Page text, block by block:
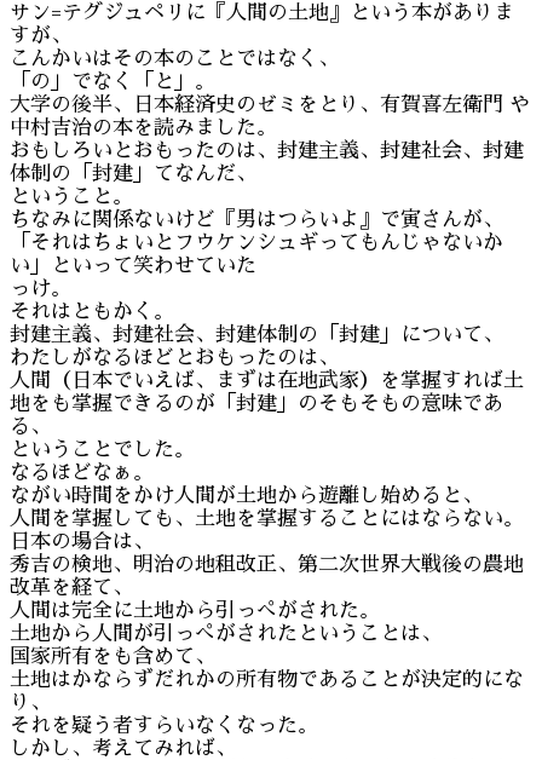
サン=テグジュペリに『人間の土地』という本がありま
すが、
こんかいはその本のことではなく、
「の」でなく「と」。
大学の後半、日本経済史のゼミをとり、有賀喜左衛門 や
中村吉治の本を読みました。
おもしろいとおもったのは、封建主義、封建社会、封建
体制の「封建」てなんだ、
ということ。
ちなみに関係ないけど『男はつらいよ』で寅さんが、
「それはちょいとフウケンシュギってもんじゃないか
い」といって笑わせていた
っけ。
それはともかく。
封建主義、封建社会、封建体制の「封建」について、
わたしがなるほどとおもったのは、
人間（日本でいえば、まずは在地武家）を掌握すれば土
地をも掌握できるのが「封建」のそもそもの意味であ
る、
ということでした。
なるほどなぁ。
ながい時間をかけ人間が土地から遊離し始めると、
人間を掌握しても、土地を掌握することにはならない。
日本の場合は、
秀吉の検地、明治の地租改正、第二次世界大戦後の農地
改革を経て、
人間は完全に土地から引っぺがされた。
土地から人間が引っぺがされたということは、
国家所有をも含めて、
土地はかならずだれかの所有物であることが決定的にな
り、
それを疑う者すらいなくなった。
しかし、考えてみれば、